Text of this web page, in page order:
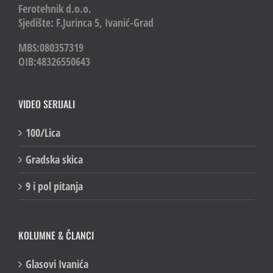
Ferotehnik d.o.o.
Sjedište: F.Jurinca 5, Ivanić-Grad
MBS:080357319
OIB:48326550643
VIDEO SERIJALI
100/Lica
Gradska skica
9 i pol pitanja
KOLUMNE & ČLANCI
Glasovi Ivanića